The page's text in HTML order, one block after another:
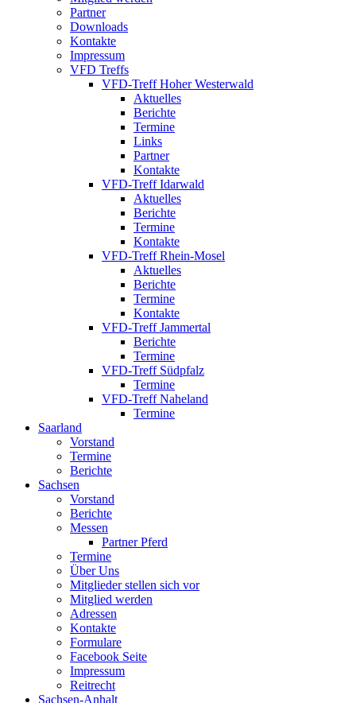
Partner
Downloads
Kontakte
Impressum
VFD Treffs
VFD-Treff Hoher Westerwald
Aktuelles
Berichte
Termine
Links
Partner
Kontakte
VFD-Treff Idarwald
Aktuelles
Berichte
Termine
Kontakte
VFD-Treff Rhein-Mosel
Aktuelles
Berichte
Termine
Kontakte
VFD-Treff Jammertal
Berichte
Termine
VFD-Treff Südpfalz
Termine
VFD-Treff Naheland
Termine
Saarland
Vorstand
Termine
Berichte
Sachsen
Vorstand
Berichte
Messen
Partner Pferd
Termine
Über Uns
Mitglieder stellen sich vor
Mitglied werden
Adressen
Kontakte
Formulare
Facebook Seite
Impressum
Reitrecht
Sachsen-Anhalt